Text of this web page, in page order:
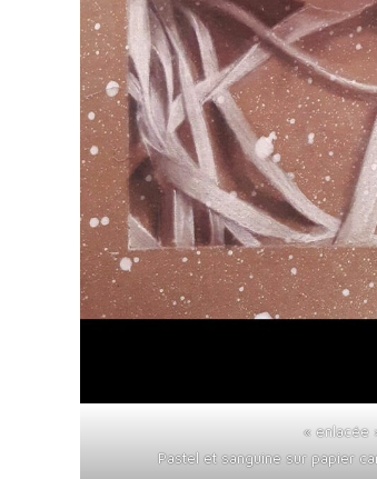
« enlacée
Pastel et sanguine sur papier